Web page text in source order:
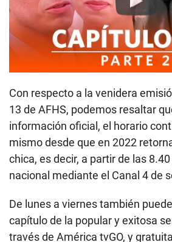
Play
Con respecto a la venidera
13 de AFHS, podemos resaltar
información oficial, el horario
mismo desde que en 2022
chica, es decir, a partir de las 8.40
nacional mediante el Canal 4 de
De lunes a viernes también
capítulo de la popular y exitosa
través de América tvGO, y